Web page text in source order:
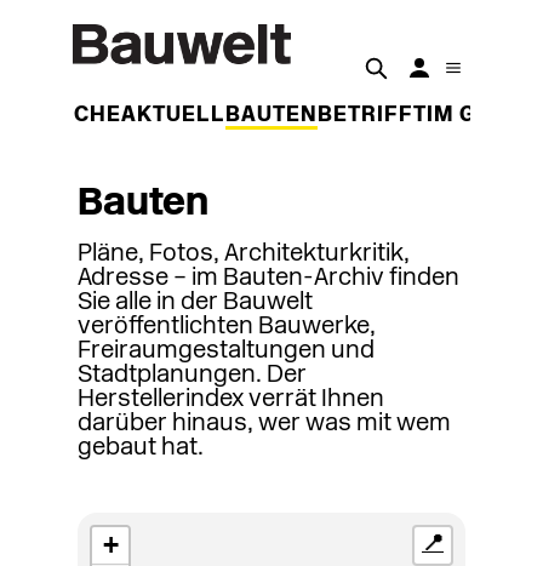
WOCHEAKTUELL BAUTEN BETRIFFT IM
Bauten
Pläne, Fotos, Architekturkritik,
Adresse – im Bauten-Archiv finden
Sie alle in der Bauwelt
veröffentlichten Bauwerke,
Freiraumgestaltungen und
Stadtplanungen. Der
Herstellerindex verrät Ihnen
darüber hinaus, wer was mit wem
gebaut hat.
+
📍